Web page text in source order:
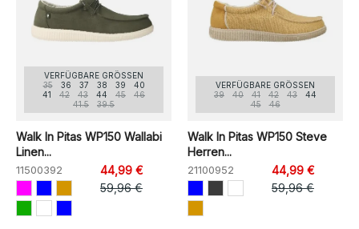
VERFÜGBARE GRÖSSEN
35
36 37 38 39
40
41
42 43 44 45
46
41.5
39.5
Walk In Pitas WP150 Wallabi
Linen...
11500392
44,99 €
59,96 €
VERFÜGBARE GRÖSSEN
39
40 41 42 43
44
45
46
Walk In Pitas WP150 Steve
Herren...
21100952
44,99 €
59,96 €